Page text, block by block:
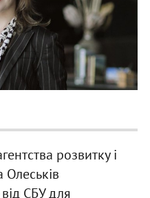
розвитку і
СБУ для